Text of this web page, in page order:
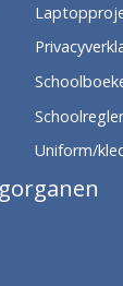
Uniform/